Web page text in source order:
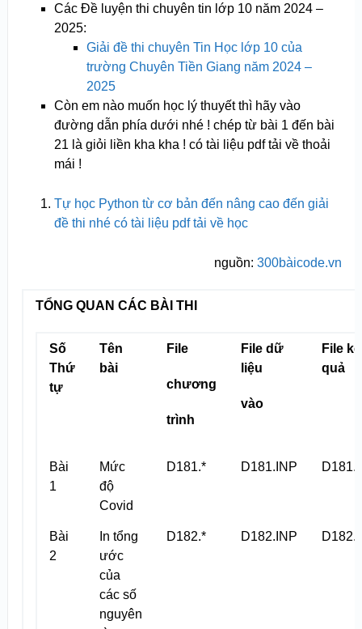
Các Đề luyện thi chuyên tin lớp 10 năm 2024 –
2025:
Giải đề thi chuyên Tin Học lớp 10 của
trường Chuyên Tiền Giang năm 2024 –
2025
Còn em nào muốn học lý thuyết thì hãy vào
đường dẫn phía dưới nhé ! chép từ bài 1 đến bài
21 là giỏi liền kha kha ! có tài liệu pdf tải về thoải
mái !
Tự học Python từ cơ bản đến nâng cao đến giải
đề thi nhé có tài liệu pdf tải về học
nguồn:300bàicode.vn
TỔNG QUAN CÁC BÀI THI
Số
Thứ
tự
Tên
bài
File
chương
trình
File dữ
liệu
vào
File
quả
Bài
1
Mức
độ
Covid
D181.* D181.INP
Bài
2
In tổng
ước
của
các số
nguyên
D182.* D182.INP